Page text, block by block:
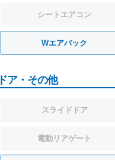
シートエアコン
Wエアバック
ドア・その他
スライドドア
電動リアゲート